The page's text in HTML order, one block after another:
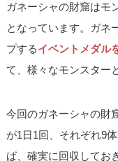
ガネーシャの財窟はモ
となっています。ガネ
プするイベントメダル
て、様々なモンスター
今回のガネーシャの財
が1日1回、それぞれ9
ば、確実に回収してお